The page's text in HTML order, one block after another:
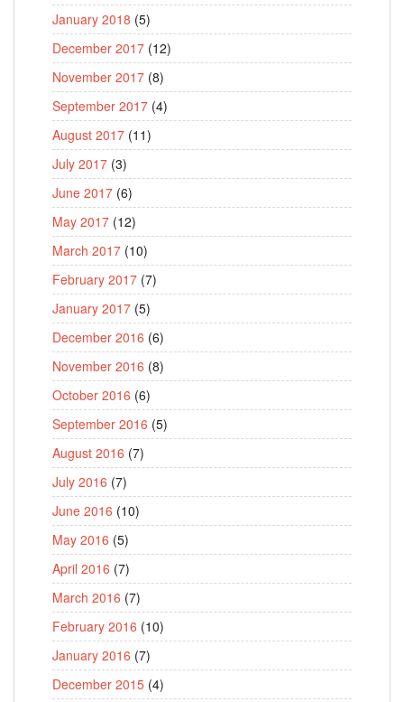
January 2018 (5)
December 2017 (12)
November 2017 (8)
September 2017 (4)
August 2017 (11)
July 2017 (3)
June 2017 (6)
May 2017 (12)
March 2017 (10)
February 2017 (7)
January 2017 (5)
December 2016 (6)
November 2016 (8)
October 2016 (6)
September 2016 (5)
August 2016 (7)
July 2016 (7)
June 2016 (10)
May 2016 (5)
April 2016 (7)
March 2016 (7)
February 2016 (10)
January 2016 (7)
December 2015 (4)